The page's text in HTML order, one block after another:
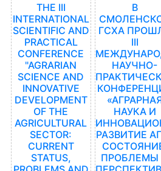
THE III
INTERNATIONAL
SCIENTIFIC AND
PRACTICAL
CONFERENCE
"AGRARIAN
SCIENCE AND
INNOVATIVE
DEVELOPMENT
OF THE
AGRICULTURAL
SECTOR:
CURRENT
STATUS,
В
ГСХА
III
НАУЧНО-
НАУКА И
РАЗВИТИЕ
ПРОБЛЕМЫ